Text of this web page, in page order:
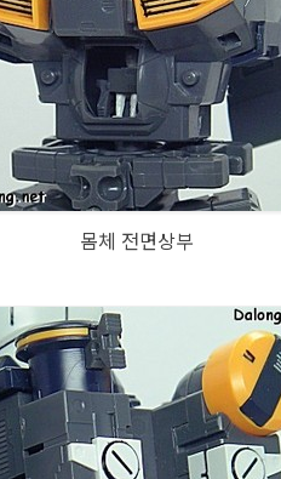
몸체 전면상부